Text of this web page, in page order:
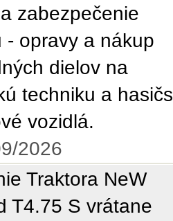
zabezpečenie
- opravy a nákup
dielov na
techniku a
vozidlá.
2026
Traktora NeW
T4.75 S vrátane